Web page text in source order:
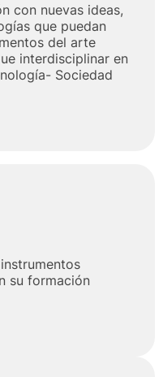
con nuevas ideas,
que puedan
del arte
interdisciplinar en
Sociedad
su formación